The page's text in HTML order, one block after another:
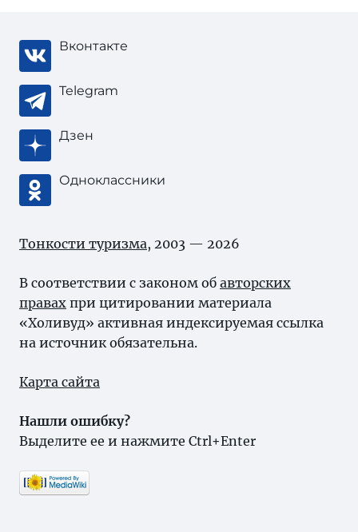
Вконтакте
Telegram
Дзен
Одноклассники
Тонкости туризма, 2003 — 2026
В соответствии с законом об авторских
правах при цитировании материала
«Холивуд» активная индексируемая ссылка
на источник обязательна.
Карта сайта
Нашли ошибку?
Выделите ее и нажмите Ctrl+Enter